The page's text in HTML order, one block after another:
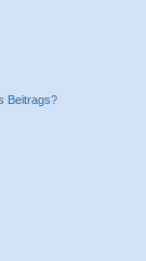
Beitrags?